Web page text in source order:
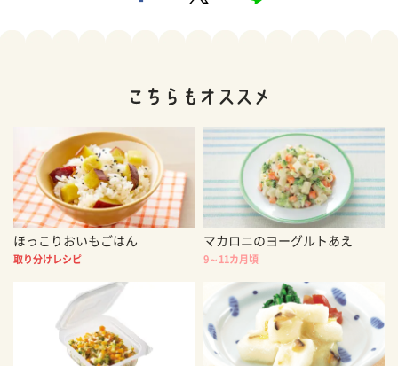
ほっこりおいもごはん
取り分けレシピ
マカロニのヨーグルトあえ
9～11カ月頃